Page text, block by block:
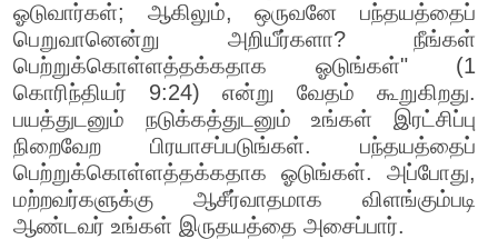
ஓடுவார்கள்; ஆகிலும், ஒருவனே பந்தயத்தைப்
பெறுவானென்று அறியீர்களா? நீங்கள்
பெற்றுக்கொள்ளத்தக்கதாக ஓடுங்கள்" (1
கொரிந்தியர் 9:24) என்று வேதம் கூறுகிறது.
பயத்துடனும் நடுக்கத்துடனும் உங்கள் இரட்சிப்பு
நிறைவேற பிரயாசப்படுங்கள். பந்தயத்தைப்
பெற்றுக்கொள்ளத்தக்கதாக ஓடுங்கள். அப்போது,
மற்றவர்களுக்கு ஆசீர்வாதமாக விளங்கும்படி
ஆண்டவர் உங்கள் இருதயத்தை அசைப்பார்.